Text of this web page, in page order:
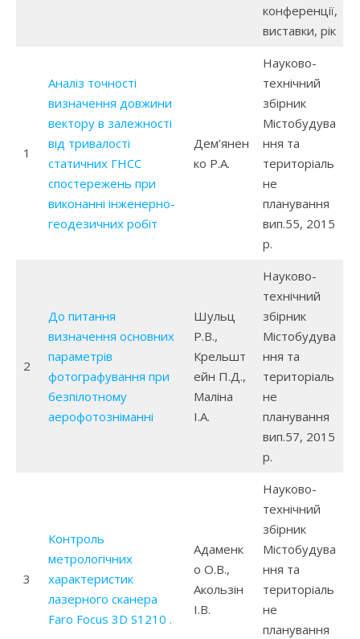
конференції,
виставки, рік
1
Аналіз точності
визначення довжини
вектору в залежності
від тривалості
статичних ГНСС
спостережень при
виконанні інженерно-
геодезичних робіт
Дем’янен
ко Р.А.
Науково-
технічний
збірник
Містобудува
ння та
територіаль
не
планування
вип.55, 2015
р.
2
До питання
визначення основних
параметрів
фотографування при
безпілотному
аерофотозніманні
Шульц
Р.В.,
Крельшт
ейн П.Д.,
Маліна
І.А.
Науково-
технічний
збірник
Містобудува
ння та
територіаль
не
планування
вип.57, 2015
р.
3
Контроль
метрологічних
характеристик
лазерного сканера
Faro Focus 3D S1210 .
Адаменк
о О.В.,
Акользін
І.В.
Науково-
технічний
збірник
Містобудува
ння та
територіаль
не
планування